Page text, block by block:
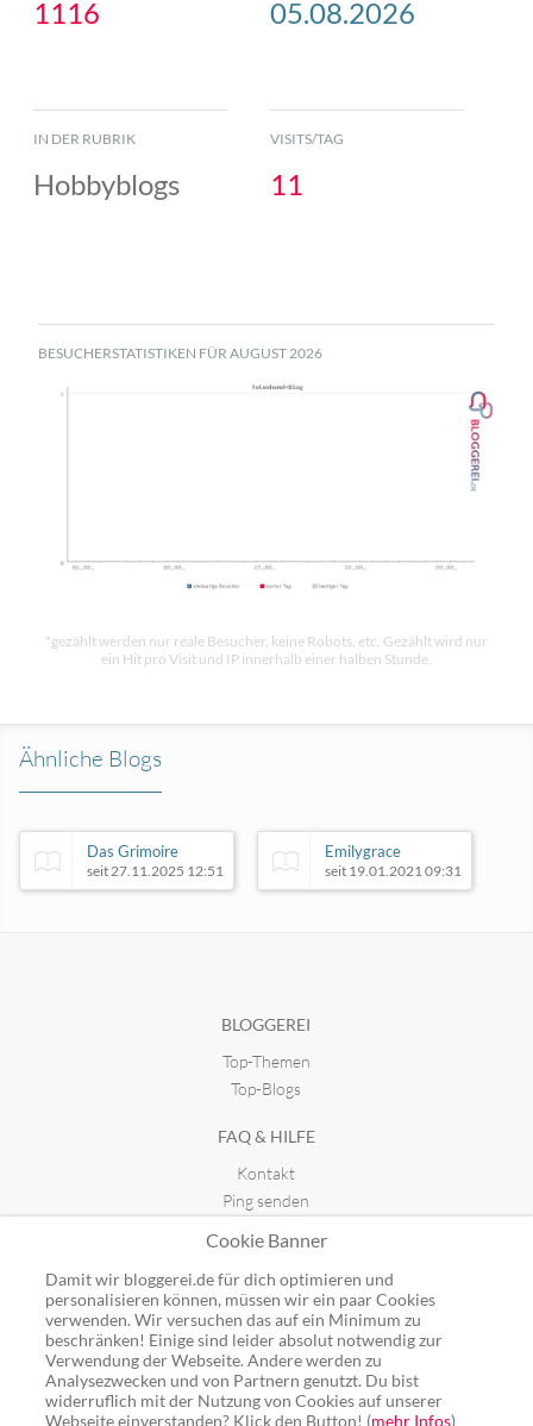
1116 05.08.2026
IN DER RUBRIK
Hobbyblogs
VISITS/TAG
11
BESUCHERSTATISTIKEN FÜR AUGUST 2026
*gezählt werden nur reale Besucher, keine Robots, etc. Gezählt wird nur
ein Hit pro Visit und IP innerhalb einer halben Stunde.
Ähnliche Blogs
Das Grimoire
seit 27.11.2025 12:51
Emilygrace
seit 19.01.2021 09:31
BLOGGEREI
Top-Themen
Top-Blogs
FAQ & HILFE
Kontakt
Ping senden
GUTSCHEINE
Top-Gutscheine
Alle Shops
Cookie Banner
Damit wir bloggerei.de für dich optimieren und
personalisieren können, müssen wir ein paar Cookies
verwenden. Wir versuchen das auf ein Minimum zu
beschränken! Einige sind leider absolut notwendig zur
Verwendung der Webseite. Andere werden zu
Analysezwecken und von Partnern genutzt. Du bist
widerruflich mit der Nutzung von Cookies auf unserer
Webseite einverstanden? Klick den Button! (mehr Infos)